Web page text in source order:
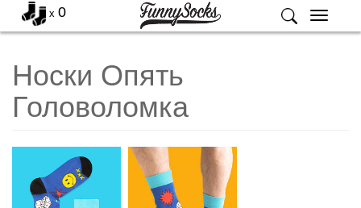
Меню
x 0
Носки Опять
Головоломка